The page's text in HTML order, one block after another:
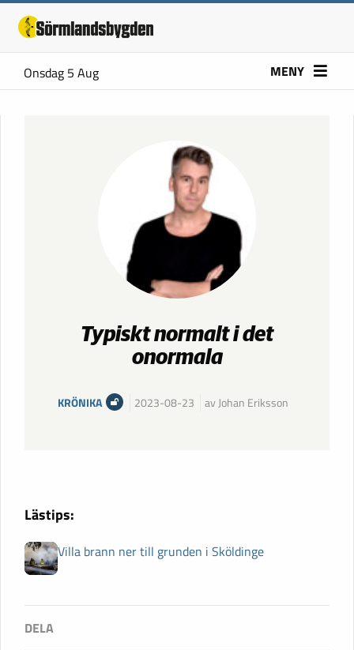
Onsdag 5 Aug MENY
Typiskt normalt i det
onormala
KRÖNIKA 2023-08-23 av Johan Eriksson
Lästips:
Villa brann ner till grunden i Sköldinge